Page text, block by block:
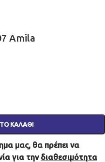
Amila
ΚΑΛΆΘΙ
μας, θα πρέπει να
για την διαθεσιμότητα